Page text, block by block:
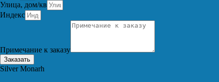
Улица, дом/кв
Индекс
Примечание к заказу
Заказать
Silver Monarh